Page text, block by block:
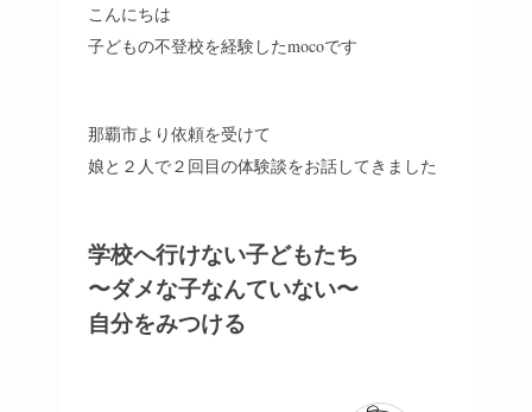
こんにちは
子どもの不登校を経験したmocoです
那覇市より依頼を受けて
娘と２人で２回目の体験談をお話してきました
学校へ行けない子どもたち
〜ダメな子なんていない〜
自分をみつける